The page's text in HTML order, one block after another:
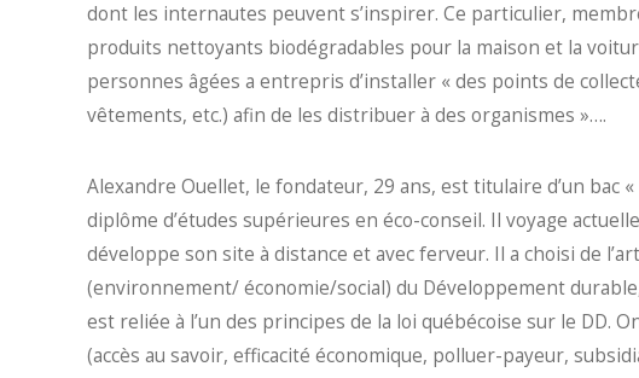
dont les internautes peuvent s’inspirer. Ce particulier,
produits nettoyants biodégradables pour la maison et la
personnes âgées a entrepris d’installer « des points de
vêtements, etc.) afin de les distribuer à des organismes »….
Alexandre Ouellet, le fondateur, 29 ans, est titulaire d’un bac
diplôme d’études supérieures en éco-conseil. Il voyage
développe son site à distance et avec ferveur. Il a choisi de
(environnement/ économie/social) du Développement
est reliée à l’un des principes de la loi québécoise sur le DD.
(accès au savoir, efficacité économique, polluer-payeur,